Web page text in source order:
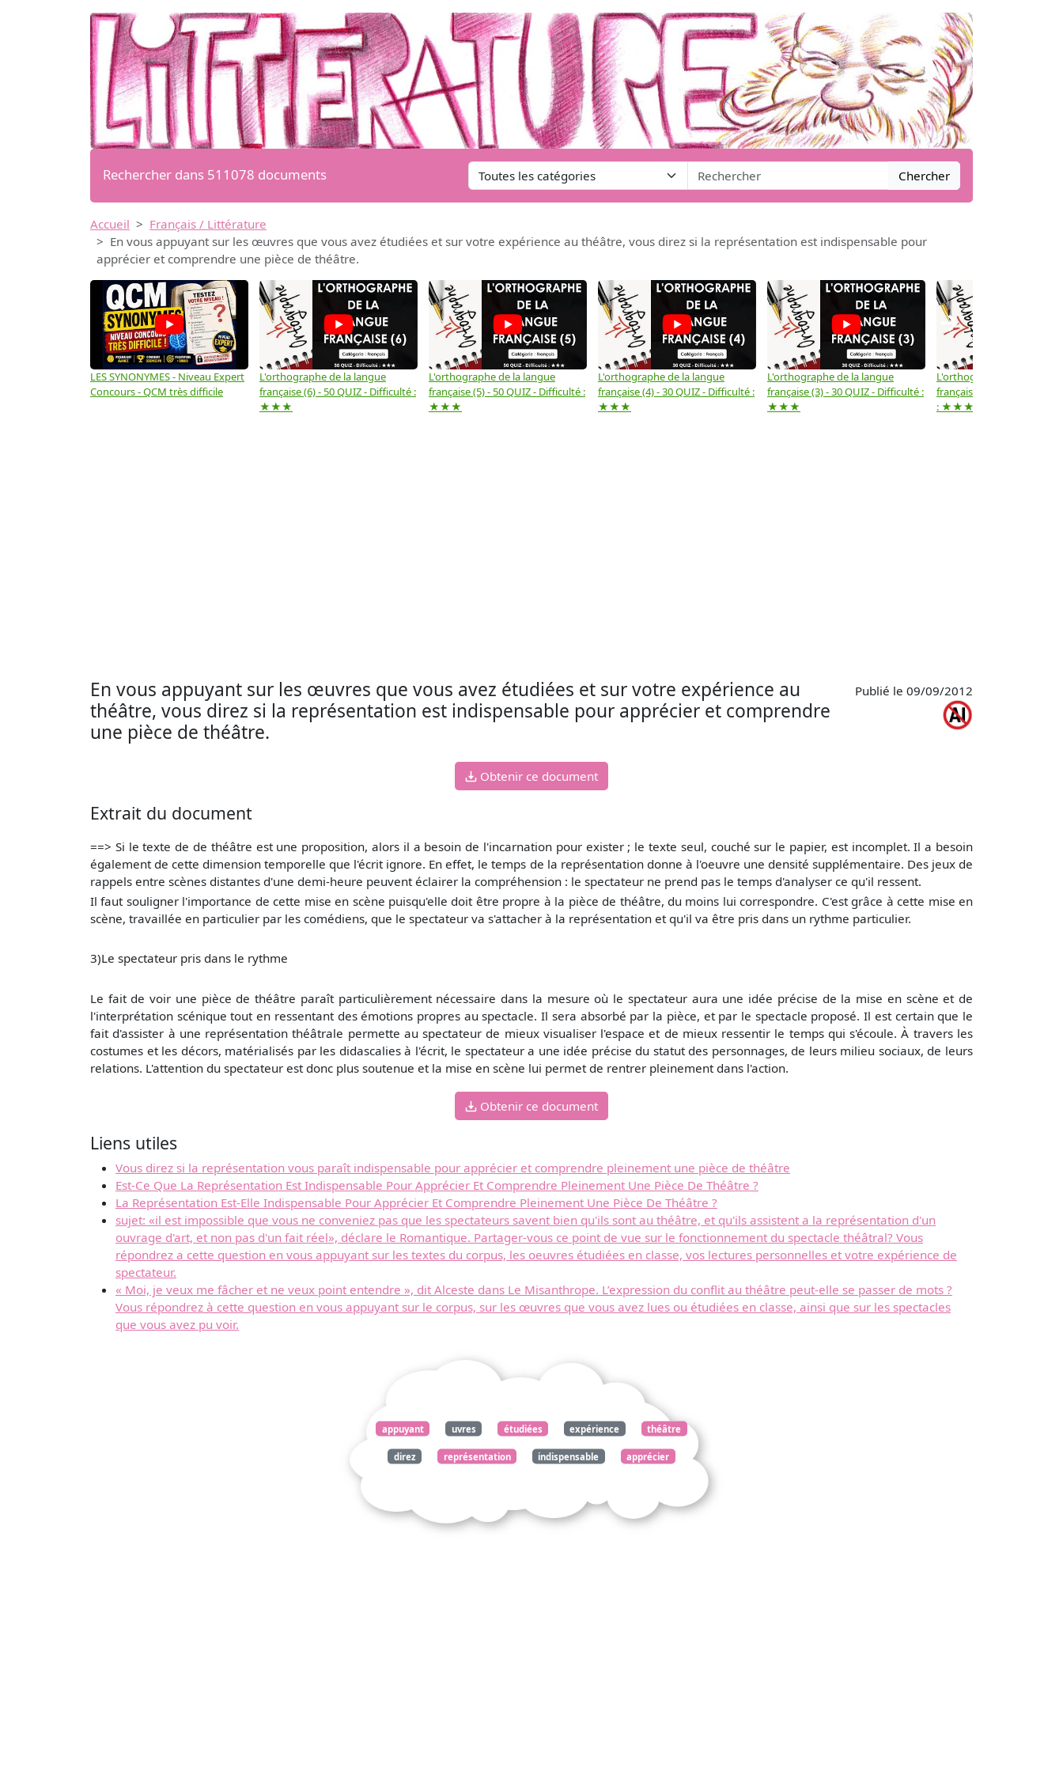
Rechercher dans 511078 documents Chercher
Accueil
Français / Littérature
En vous appuyant sur les œuvres que vous avez étudiées et sur votre expérience au théâtre, vous direz si la représentation est indispensable pour
apprécier et comprendre une pièce de théâtre.
LES SYNONYMES - Niveau Expert
Concours - QCM très difficile
L'orthographe de la langue
française (6) - 50 QUIZ - Difficulté :
★★★
L'orthographe de la langue
française (5) - 50 QUIZ - Difficulté :
★★★
L'orthographe de la langue
française (4) - 30 QUIZ - Difficulté :
★★★
L'orthographe de la langue
française (3) - 30 QUIZ - Difficulté :
★★★
L'orthographe de la langue
française (2) -( 20 QUIZ -
: ★★★
→
En vous appuyant sur les œuvres que vous avez étudiées et sur votre expérience au
théâtre, vous direz si la représentation est indispensable pour apprécier et comprendre
une pièce de théâtre.
Publié le 09/09/2012
Obtenir ce document
Extrait du document
==> Si le texte de de théâtre est une proposition, alors il a besoin de l'incarnation pour exister ; le texte seul, couché sur le papier, est incomplet. Il a besoin
également de cette dimension temporelle que l'écrit ignore. En effet, le temps de la représentation donne à l'oeuvre une densité supplémentaire. Des jeux de
rappels entre scènes distantes d'une demi-heure peuvent éclairer la compréhension : le spectateur ne prend pas le temps d'analyser ce qu'il ressent.
Il faut souligner l'importance de cette mise en scène puisqu'elle doit être propre à la pièce de théâtre, du moins lui correspondre. C'est grâce à cette mise en
scène, travaillée en particulier par les comédiens, que le spectateur va s'attacher à la représentation et qu'il va être pris dans un rythme particulier.
3)Le spectateur pris dans le rythme
Le fait de voir une pièce de théâtre paraît particulièrement nécessaire dans la mesure où le spectateur aura une idée précise de la mise en scène et de
l'interprétation scénique tout en ressentant des émotions propres au spectacle. Il sera absorbé par la pièce, et par le spectacle proposé. Il est certain que le
fait d'assister à une représentation théâtrale permette au spectateur de mieux visualiser l'espace et de mieux ressentir le temps qui s'écoule. À travers les
costumes et les décors, matérialisés par les didascalies à l'écrit, le spectateur a une idée précise du statut des personnages, de leurs milieu sociaux, de leurs
relations. L'attention du spectateur est donc plus soutenue et la mise en scène lui permet de rentrer pleinement dans l'action.
Obtenir ce document
Liens utiles
Vous direz si la représentation vous paraît indispensable pour apprécier et comprendre pleinement une pièce de théâtre
Est-Ce Que La Représentation Est Indispensable Pour Apprécier Et Comprendre Pleinement Une Pièce De Théâtre ?
La Représentation Est-Elle Indispensable Pour Apprécier Et Comprendre Pleinement Une Pièce De Théâtre ?
sujet: «il est impossible que vous ne conveniez pas que les spectateurs savent bien qu'ils sont au théâtre, et qu'ils assistent a la représentation d'un
ouvrage d'art, et non pas d'un fait réel», déclare le Romantique. Partager-vous ce point de vue sur le fonctionnement du spectacle théâtral? Vous
répondrez a cette question en vous appuyant sur les textes du corpus, les oeuvres étudiées en classe, vos lectures personnelles et votre expérience de
spectateur.
« Moi, je veux me fâcher et ne veux point entendre », dit Alceste dans Le Misanthrope. L’expression du conflit au théâtre peut-elle se passer de mots ?
Vous répondrez à cette question en vous appuyant sur le corpus, sur les œuvres que vous avez lues ou étudiées en classe, ainsi que sur les spectacles
que vous avez pu voir.
appuyant uvres étudiées expérience théâtre
direz représentation indispensable apprécier